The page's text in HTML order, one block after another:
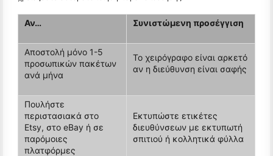
Αν… Συνιστώμενη προσέγγιση
Αποστολή μόνο 1-5
προσωπικών πακέτων
ανά μήνα
Το χειρόγραφο είναι αρκετό
αν η διεύθυνση είναι σαφής
Πουλήστε
περιστασιακά στο
Etsy, στο eBay ή σε
παρόμοιες
πλατφόρμες
Εκτυπώστε ετικέτες
διευθύνσεων με εκτυπωτή
σπιτιού ή κολλητικά φύλλα